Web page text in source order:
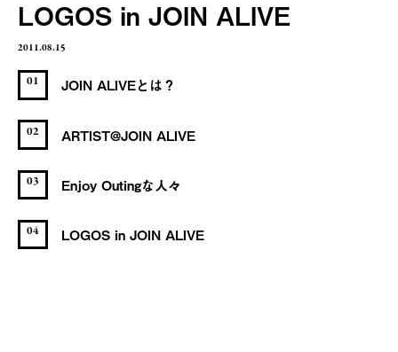
LOGOS in JOIN ALIVE
2011.08.15
01 JOIN ALIVEとは？
02 ARTIST@JOIN ALIVE
03 Enjoy Outingな人々
04 LOGOS in JOIN ALIVE